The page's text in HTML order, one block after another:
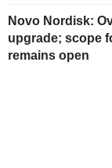
Novo Nordisk:
upgrade; scope
remains open